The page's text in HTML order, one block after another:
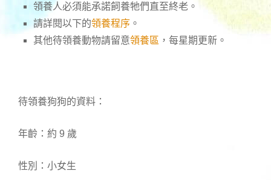
領養人必須能承諾飼養牠們直至終老。
請詳閱以下的領養程序 。
其他待領養動物請留意領養區 ，每星期更新。
待領養狗狗的資料：
年齡：約 9 歲
性別：小女生